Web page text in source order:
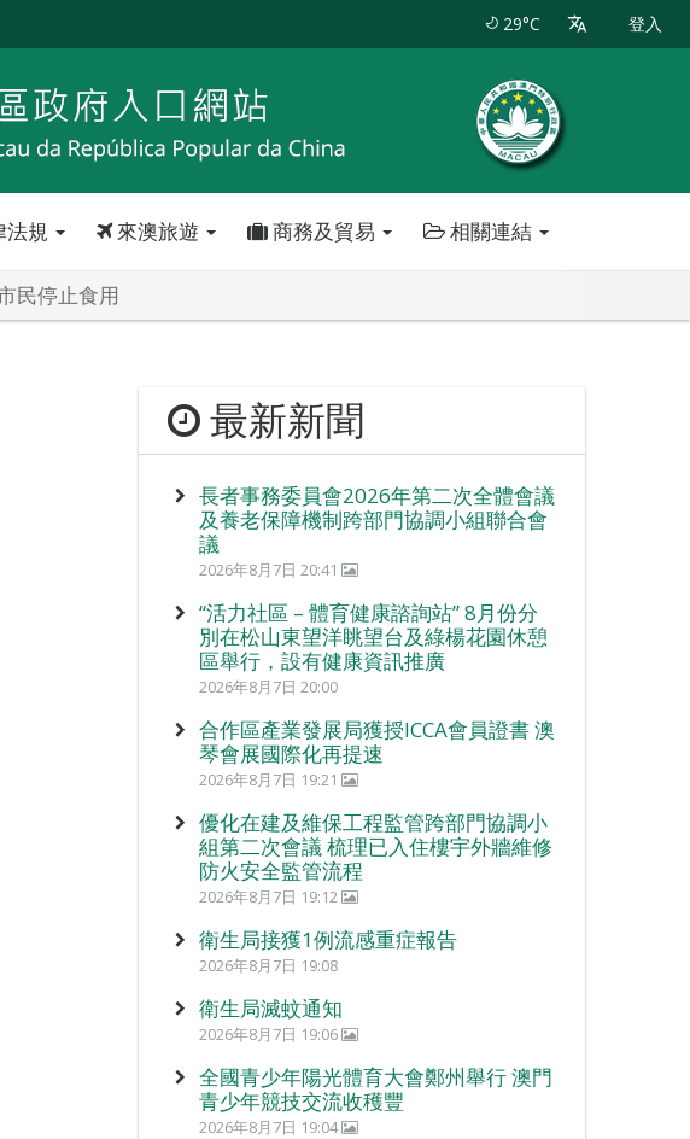
29°C 登入
法規 來澳旅遊 商務及貿易 相關連結
民停止食用
最新新聞
長者事務委員會2026年第二次全體會議
及養老保障機制跨部門協調小組聯合會
議
2026年8月7日 20:41
“活力社區 – 體育健康諮詢站” 8月份分
別在松山東望洋眺望台及綠楊花園休憩
區舉行，設有健康資訊推廣
2026年8月7日 20:00
合作區產業發展局獲授ICCA會員證書 澳
琴會展國際化再提速
2026年8月7日 19:21
優化在建及維保工程監管跨部門協調小
組第二次會議 梳理已入住樓宇外牆維修
防火安全監管流程
2026年8月7日 19:12
衛生局接獲1例流感重症報告
2026年8月7日 19:08
衛生局滅蚊通知
2026年8月7日 19:06
全國青少年陽光體育大會鄭州舉行 澳門
青少年競技交流收穫豐
2026年8月7日 19:04